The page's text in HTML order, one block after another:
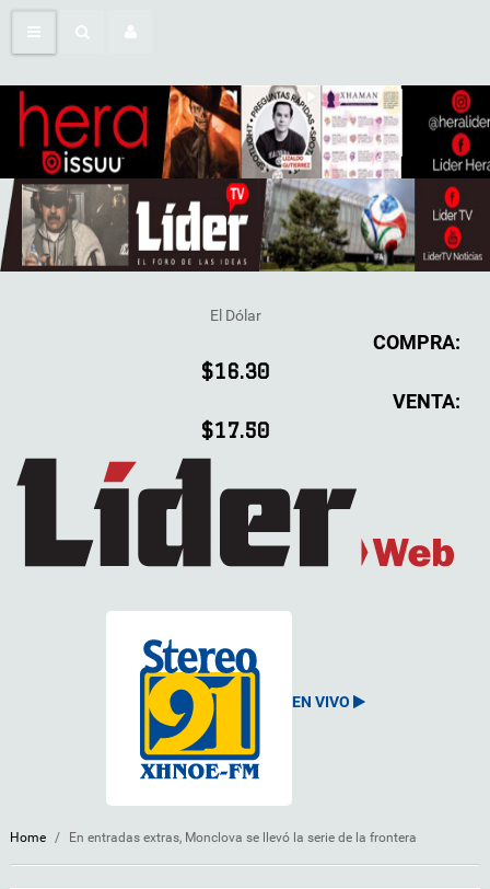
El Dólar
COMPRA:
$16.30
VENTA:
$17.50
EN VIVO
Home / En entradas extras, Monclova se llevó la serie de la frontera